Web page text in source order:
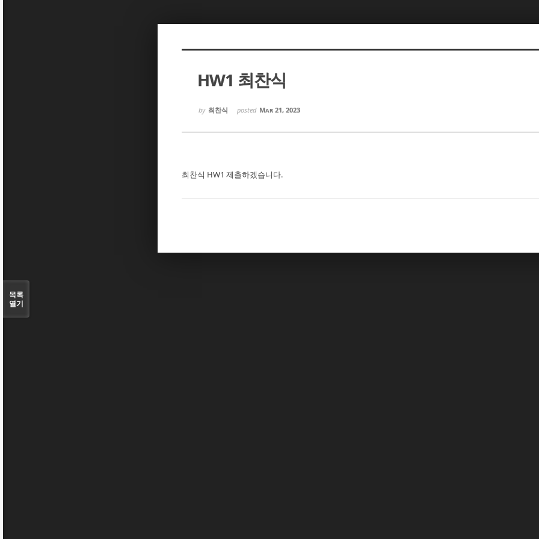
HW1 최찬식
by 최찬식 posted Mar 21, 2023
최찬식 HW1 제출하겠습니다.
목록
열기
Sketchbook5, 스케치북5
Sketchbook5, 스케치북5
Sketchbook5, 스케치북5
Sketchbook5, 스케치북5